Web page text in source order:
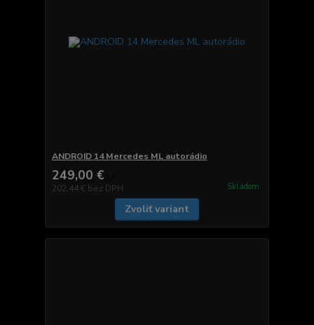
ANDROID 14 Mercedes ML autorádio
249,00 €
202,44 € bez DPH Skladom
Zvoliť variant